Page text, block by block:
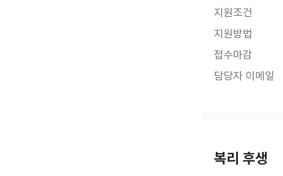
지원조건
지원방법
접수마감
담당자 이메일
복리 후생